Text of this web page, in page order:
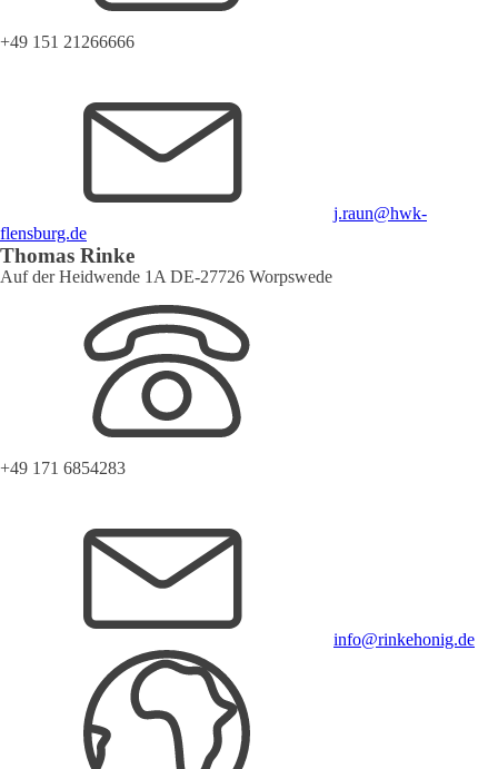
+49 151 21266666
j.raun@hwk-
flensburg.de
Thomas Rinke
Auf der Heidwende 1A DE-27726 Worpswede
+49 171 6854283
info@rinkehonig.de